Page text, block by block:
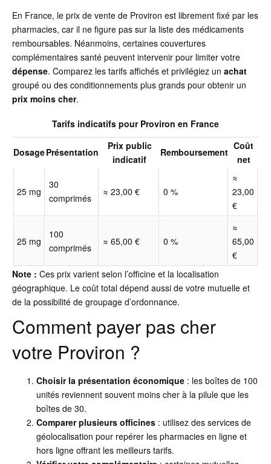
En France, le prix de vente de Proviron est librement fixé par les
pharmacies, car il ne figure pas sur la liste des médicaments
remboursables. Néanmoins, certaines couvertures
complémentaires santé peuvent intervenir pour limiter votre
dépense. Comparez les tarifs affichés et privilégiez un achat
groupé ou des conditionnements plus grands pour obtenir un
prix moins cher.
Tarifs indicatifs pour Proviron en France
DosagePrésentation
Prix public
indicatif
Remboursement
Coût
net
25 mg
30
comprimés
≈ 23,00 € 0 %
≈
23,00
€
25 mg
100
comprimés
≈ 65,00 € 0 %
≈
65,00
€
Note : Ces prix varient selon l’officine et la localisation
géographique. Le coût total dépend aussi de votre mutuelle et
de la possibilité de groupage d’ordonnance.
Comment payer pas cher
votre Proviron ?
Choisir la présentation économique : les boîtes de 100
unités reviennent souvent moins cher à la pilule que les
boîtes de 30.
Comparer plusieurs officines : utilisez des services de
géolocalisation pour repérer les pharmacies en ligne et
hors ligne offrant les meilleurs tarifs.